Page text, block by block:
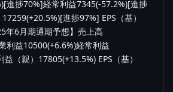
進捗70%]経常利益7345(-57.2%)[進捗
進捗97%] EPS（基）
年6月期通期予想】売上高
利益10500(+6.6%)経常利益
（親）17805(+13.5%) EPS（基）